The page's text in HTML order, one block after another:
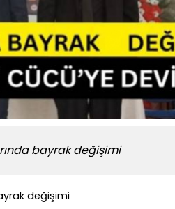
bayrak değişimi
değişimi